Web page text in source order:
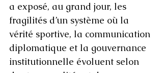
a exposé, au grand jour, les
fragilités d’un système où la
vérité sportive, la communication
diplomatique et la gouvernance
institutionnelle évoluent selon